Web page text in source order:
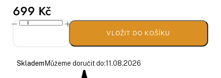
699 Kč
VLOŽIT DO KOŠÍKU
Skladem Můžeme doručit do:11.08.2026